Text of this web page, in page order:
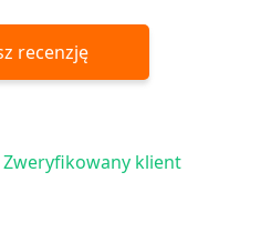
recenzję
Zweryfikowany klient